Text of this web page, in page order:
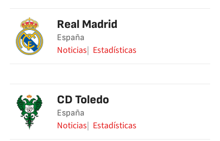
Real Madrid
España
Noticias Estadísticas
CD Toledo
España
Noticias Estadísticas